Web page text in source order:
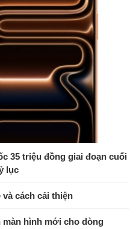
35 triệu đồng giai đoạn cuối
lục
cách cải thiện
hình mới cho dòng